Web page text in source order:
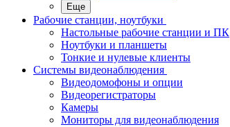
Еще
Рабочие станции, ноутбуки
Настольные рабочие станции и ПК
Ноутбуки и планшеты
Тонкие и нулевые клиенты
Системы видеонаблюдения
Видеодомофоны и опции
Видеорегистраторы
Камеры
Мониторы для видеонаблюдения